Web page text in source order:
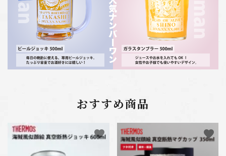
おすすめ商品
favorite favorite